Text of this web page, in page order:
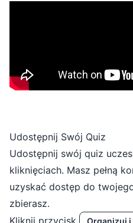
Udostępnij Swój Quiz
Udostępnij swój quiz
kliknięciach. Masz pełną
uzyskać dostęp do
zbierasz.
Kliknij przycisk
Organizuj